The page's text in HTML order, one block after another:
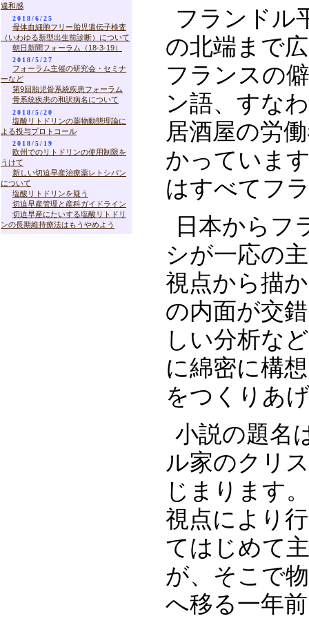
フランドル
の北端まで
フランスの
ン語、すな
居酒屋の労
かっていま
はすべてフ
日本からフ
シが一応の
視点から描
の内面が交
しい分析な
に綿密に構
をつくりあ
小説の題名
ル家のクリ
じまります
視点により
てはじめて
が、そこで
へ移る一年
違和感
2018/6/25
母体血細胞フリー胎児遺伝子検査
（いわゆる新型出生前診断）について
朝日新聞フォーラム（18-3-19）
2018/5/27
フォーラム主催の研究会・セミナ
ーなど
第9回胎児骨系統疾患フォーラム
骨系統疾患の和訳病名について
2018/5/20
塩酸リトドリンの薬物動態理論に
よる投与プロトコール
2018/5/19
欧州でのリトドリンの使用制限を
うけて
新しい切迫早産治療薬レトシバン
について
塩酸リトドリンを疑う
切迫早産管理と産科ガイドライン
切迫早産にたいする塩酸リトドリ
ンの長期維持療法はもうやめよう